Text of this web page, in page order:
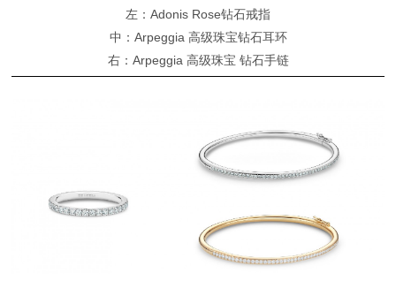
左：Adonis Rose钻石戒指
中：Arpeggia 高级珠宝钻石耳环
右：Arpeggia 高级珠宝 钻石手链